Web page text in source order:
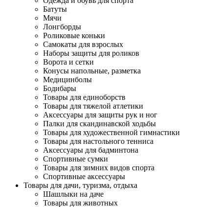
Батуты
Мячи
Лонгборды
Роликовые коньки
Самокаты для взрослых
Наборы защиты для роликов
Ворота и сетки
Конусы напольные, разметка
Медицинболы
Бодибары
Товары для единоборств
Товары для тяжелой атлетики
Аксессуары для защиты рук и ног
Палки для скандинавской ходьбы
Товары для художественной гимнастики
Товары для настольного тенниса
Аксессуары для бадминтона
Спортивные сумки
Товары для зимних видов спорта
Спортивные аксессуары
Товары для дачи, туризма, отдыха
Шашлыки на даче
Товары для животных